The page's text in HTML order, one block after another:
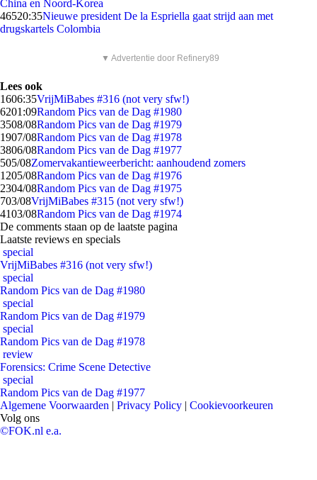
China en Noord-Korea
46520:35Nieuwe president De la Espriella gaat strijd aan met
drugskartels Colombia
▼ Advertentie door Refinery89
Lees ook
1606:35VrijMiBabes #316 (not very sfw!)
6201:09Random Pics van de Dag #1980
3508/08Random Pics van de Dag #1979
1907/08Random Pics van de Dag #1978
3806/08Random Pics van de Dag #1977
505/08Zomervakantieweerbericht: aanhoudend zomers
1205/08Random Pics van de Dag #1976
2304/08Random Pics van de Dag #1975
703/08VrijMiBabes #315 (not very sfw!)
4103/08Random Pics van de Dag #1974
De comments staan op de laatste pagina
Laatste reviews en specials
special
VrijMiBabes #316 (not very sfw!)
special
Random Pics van de Dag #1980
special
Random Pics van de Dag #1979
special
Random Pics van de Dag #1978
review
Forensics: Crime Scene Detective
special
Random Pics van de Dag #1977
Algemene Voorwaarden | Privacy Policy | Cookievoorkeuren
Volg ons
©FOK.nl e.a.